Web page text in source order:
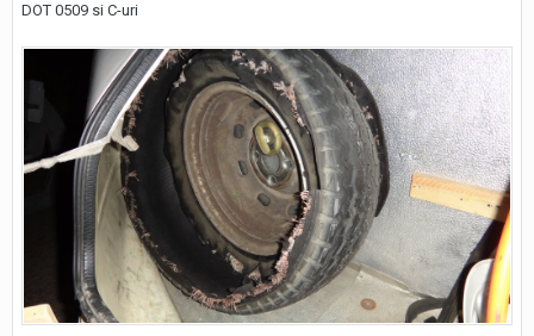
DOT 0509 si C-uri